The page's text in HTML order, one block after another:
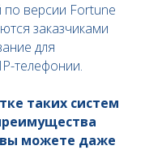
по версии Fortune
заказчиками
для
телефонии.
таких систем
вы можете даже